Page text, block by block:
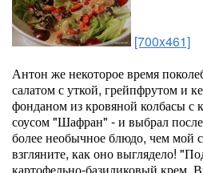
[700x461]
Антон же некоторое время
салатом с уткой, грейпфрутом и
фонданом из кровяной колбасы с
соусом "Шафран" - и выбрал
более необычное блюдо, чем мой
взгляните, как оно выглядело!